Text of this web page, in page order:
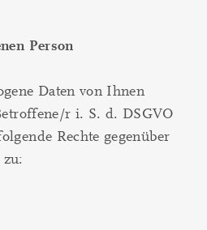
Person
Daten von Ihnen
r i. S. d. DSGVO
Rechte gegenüber